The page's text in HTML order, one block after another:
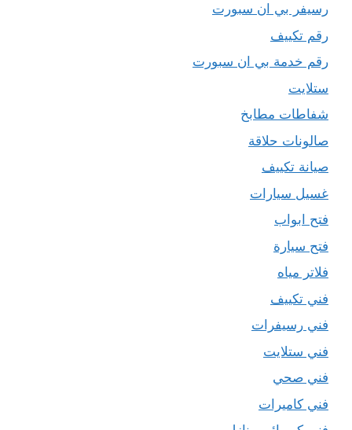
رسيفر بي ان سبورت
رقم تكييف
رقم خدمة بي ان سبورت
ستلايت
شفاطات مطابخ
صالونات حلاقة
صيانة تكييف
غسيل سيارات
فتح ابواب
فتح سيارة
فلاتر مياه
فني تكييف
فني رسيفرات
فني ستلايت
فني صحي
فني كاميرات